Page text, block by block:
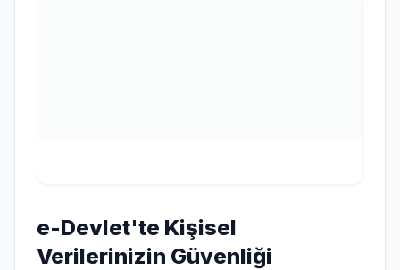
e-Devlet'te Kişisel
Verilerinizin Güvenliği